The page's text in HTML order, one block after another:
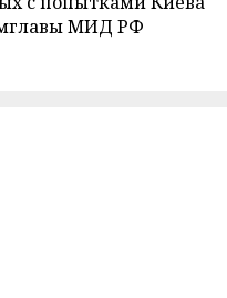
МИД РФ